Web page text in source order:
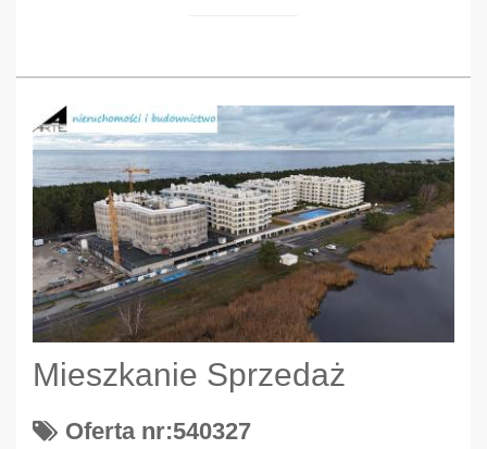
Mieszkanie Sprzedaż
Oferta nr:540327